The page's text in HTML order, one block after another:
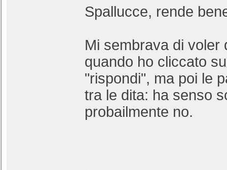
Spallucce, rende
Mi sembrava di voler
quando ho cliccato
"rispondi", ma poi le
tra le dita: ha senso
probailmente no.